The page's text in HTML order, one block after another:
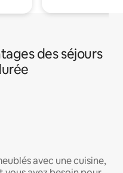
des séjours
avec une cuisine,